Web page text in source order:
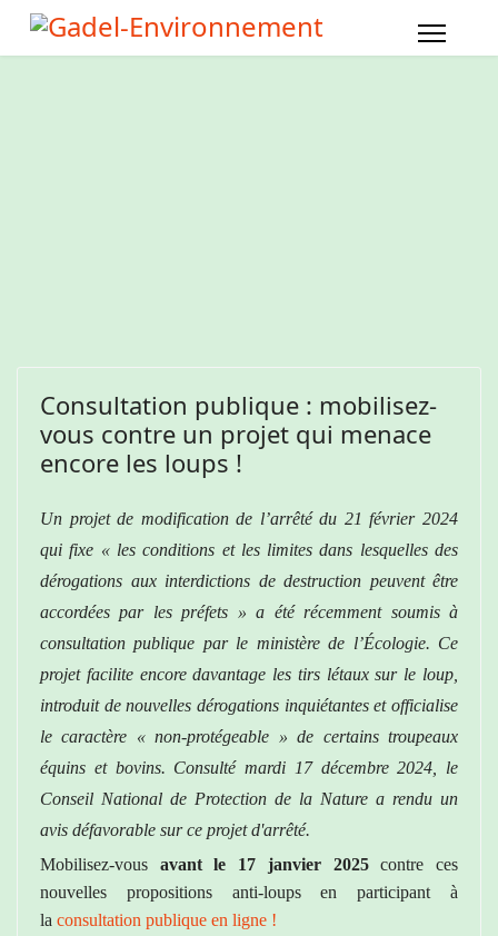
Consultation publique : mobilisez-
vous contre un projet qui menace
encore les loups !
Un projet de modification de l’arrêté du 21 février 2024
qui fixe « les conditions et les limites dans lesquelles des
dérogations aux interdictions de destruction peuvent être
accordées par les préfets » a été récemment soumis à
consultation publique par le ministère de l’Écologie. Ce
projet facilite encore davantage les tirs létaux sur le loup,
introduit de nouvelles dérogations inquiétantes et officialise
le caractère « non-protégeable » de certains troupeaux
équins et bovins. Consulté mardi 17 décembre 2024, le
Conseil National de Protection de la Nature a rendu un
avis défavorable sur ce projet d'arrêté.
Mobilisez-vous avant le 17 janvier 2025contre ces
nouvelles propositions anti-loups en participant à
la consultation publique en ligne !